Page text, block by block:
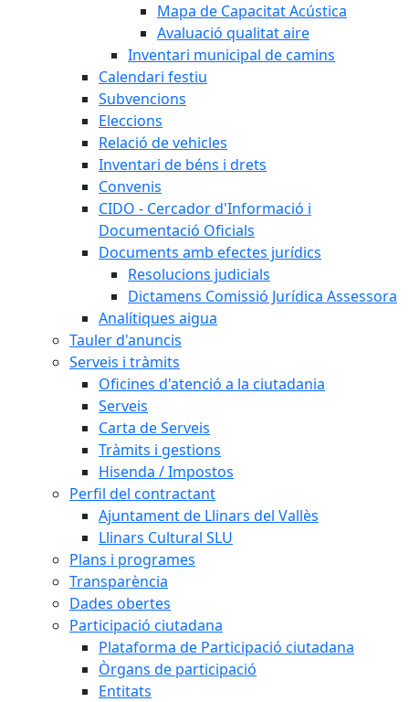
Mapa de Capacitat Acústica
Avaluació qualitat aire
Inventari municipal de camins
Calendari festiu
Subvencions
Eleccions
Relació de vehicles
Inventari de béns i drets
Convenis
CIDO - Cercador d'Informació i
Documentació Oficials
Documents amb efectes jurídics
Resolucions judicials
Dictamens Comissió Jurídica Assessora
Analítiques aigua
Tauler d'anuncis
Serveis i tràmits
Oficines d'atenció a la ciutadania
Serveis
Carta de Serveis
Tràmits i gestions
Hisenda / Impostos
Perfil del contractant
Ajuntament de Llinars del Vallès
Llinars Cultural SLU
Plans i programes
Transparència
Dades obertes
Participació ciutadana
Plataforma de Participació ciutadana
Òrgans de participació
Entitats